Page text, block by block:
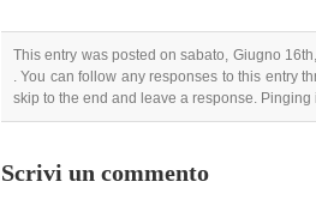
This entry was posted on sabato, Giugno
. You can follow any responses to this entry
skip to the end and leave a response.
Scrivi un commento